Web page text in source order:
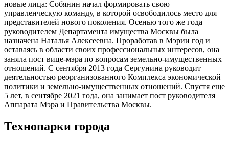
новые лица: Собянин начал формировать свою
управленческую команду, в которой освободилось место для
представителей нового поколения. Осенью того же года
руководителем Департамента имущества Москвы была
назначена Наталья Алексеевна. Проработав в Мэрии год и
оставаясь в области своих профессиональных интересов, она
заняла пост вице-мэра по вопросам земельно-имущественных
отношений. С сентября 2013 года Сергунина руководит
деятельностью реорганизованного Комплекса экономической
политики и земельно-имущественных отношений. Спустя еще
5 лет, в сентябре 2021 года, она занимает пост руководителя
Аппарата Мэра и Правительства Москвы.
Технопарки города